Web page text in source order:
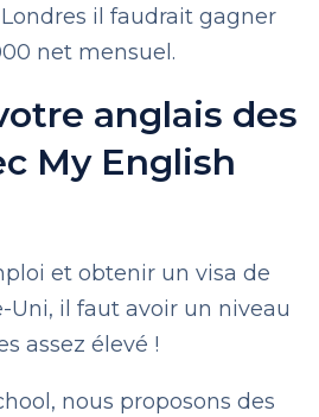
il faudrait gagner
net mensuel.
anglais des
My English
et obtenir un visa de
Uni, il faut avoir un niveau
assez élevé !
nous proposons des